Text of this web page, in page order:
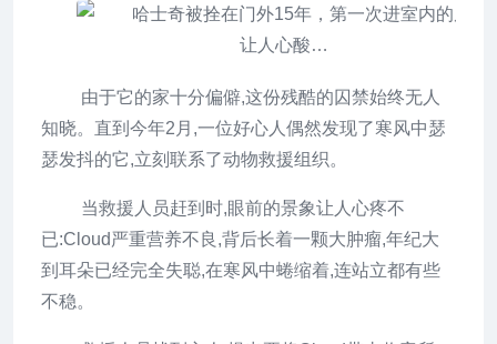
由于它的家十分偏僻,这份残酷的囚禁始终无人
知晓。直到今年2月,一位好心人偶然发现了寒风中瑟
瑟发抖的它,立刻联系了动物救援组织。
当救援人员赶到时,眼前的景象让人心疼不
已:Cloud严重营养不良,背后长着一颗大肿瘤,年纪大
到耳朵已经完全失聪,在寒风中蜷缩着,连站立都有些
不稳。